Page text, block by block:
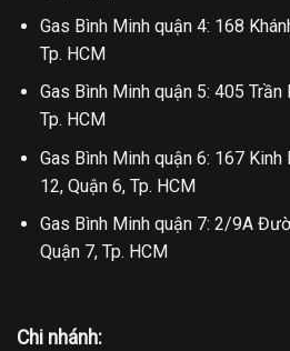
Gas Bình Minh quận 4: 168
Tp. HCM
Gas Bình Minh quận 5: 405 Trần
Tp. HCM
Gas Bình Minh quận 6: 167
12, Quận 6, Tp. HCM
Gas Bình Minh quận 7: 2/9A
Quận 7, Tp. HCM
Chi nhánh: